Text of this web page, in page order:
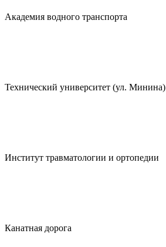
Академия водного транспорта
Технический университет (ул. Минина)
Институт травматологии и ортопедии
Канатная дорога